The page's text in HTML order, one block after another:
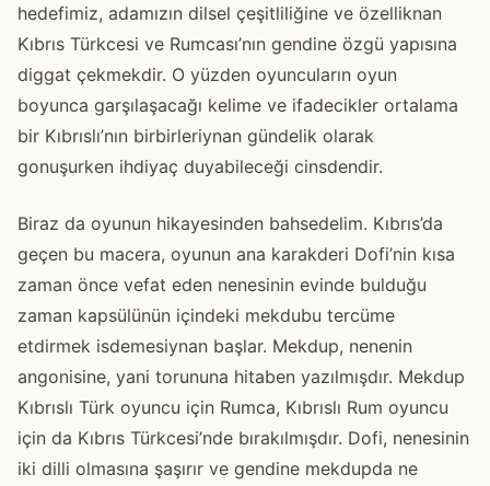
hedefimiz, adamızın dilsel çeşitliliğine ve özelliknan
Kıbrıs Türkcesi ve Rumcası’nın gendine özgü yapısına
diggat çekmekdir. O yüzden oyuncuların oyun
boyunca garşılaşacağı kelime ve ifadecikler ortalama
bir Kıbrıslı’nın birbirleriynan gündelik olarak
gonuşurken ihdiyaç duyabileceği cinsdendir.
Biraz da oyunun hikayesinden bahsedelim. Kıbrıs’da
geçen bu macera, oyunun ana karakderi Dofi’nin kısa
zaman önce vefat eden nenesinin evinde bulduğu
zaman kapsülünün içindeki mekdubu tercüme
etdirmek isdemesiynan başlar. Mekdup, nenenin
angonisine, yani torununa hitaben yazılmışdır. Mekdup
Kıbrıslı Türk oyuncu için Rumca, Kıbrıslı Rum oyuncu
için da Kıbrıs Türkcesi’nde bırakılmışdır. Dofi, nenesinin
iki dilli olmasına şaşırır ve gendine mekdupda ne